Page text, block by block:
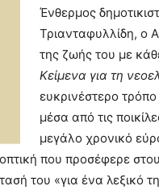
Ένθερμος
Τριανταφυλλίδη, ο
της ζωής του με
Κείμενα για τη
ευκρινέστερο
μέσα από τις
μεγάλο χρονικό
οπτική που προσέφερε
του «για ένα λεξικό